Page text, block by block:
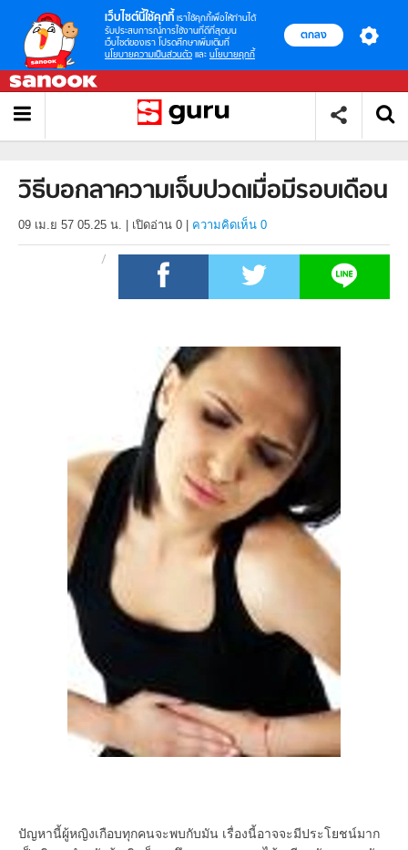
เว็บไซต์นี้ใช้คุกกี้ เราใช้คุกกี้เพื่อให้ท่านได้
รับประสบการณ์การใช้งานที่ดีที่สุดบน
เว็บไซต์ของเรา โปรดศึกษาเพิ่มเติมที่
นโยบายความเป็นส่วนตัว และ นโยบายคุกกี้
ตกลง
วิธีบอกลาความเจ็บปวดเมื่อมีรอบเดือน
09 เม.ย 57 05.25 น. เปิดอ่าน 0 ความคิดเห็น 0
ปัญหานี้ผู้หญิงเกือบทุกคนจะพบกับมัน เรื่องนี้อาจจะมีประโยชน์มาก